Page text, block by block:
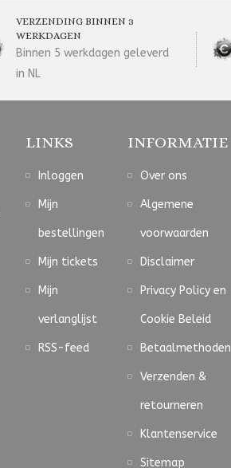
VERZENDING BINNEN 3
WERKDAGEN
Binnen 5 werkdagen geleverd
in NL
LINKS
Inloggen
Mijn
bestellingen
Mijn tickets
Mijn
verlanglijst
RSS-feed
INFORMATIE
Over ons
Algemene
voorwaarden
Disclaimer
Privacy Policy en
Cookie Beleid
Betaalmethoden
Verzenden &
retourneren
Klantenservice
Sitemap